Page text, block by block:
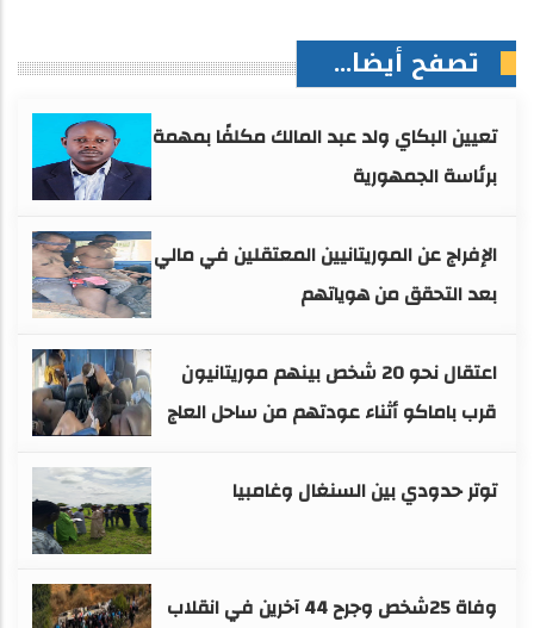
تصفح أيضا...
تعيين البكاي ولد عبد المالك مكلفًا بمهمة
برئاسة الجمهورية
الإفراج عن الموريتانيين المعتقلين في مالي
بعد التحقق من هوياتهم
اعتقال نحو 20 شخص بينهم موريتانيون
قرب باماكو أثناء عودتهم من ساحل العاج
توتر حدودي بين السنغال وغامبيا
وفاة 25شخص وجرح 44 آخرين في انقلاب